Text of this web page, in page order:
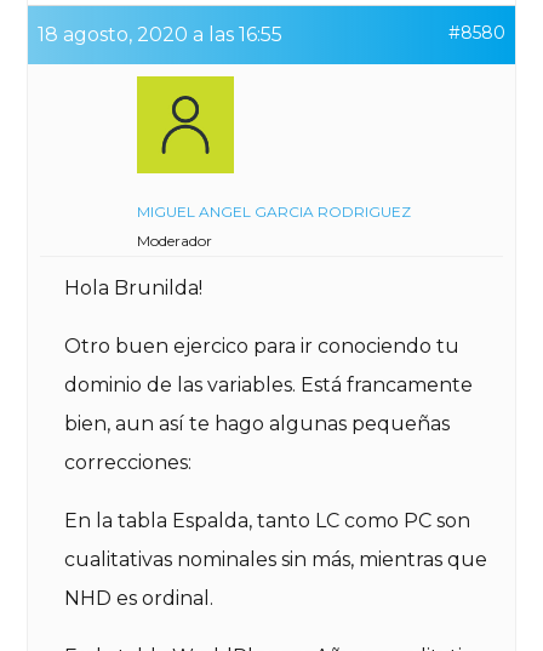
18 agosto, 2020 a las 16:55 #8580
MIGUEL ANGEL GARCIA RODRIGUEZ
Moderador
Hola Brunilda!
Otro buen ejercico para ir conociendo tu
dominio de las variables. Está francamente
bien, aun así te hago algunas pequeñas
correcciones:
En la tabla Espalda, tanto LC como PC son
cualitativas nominales sin más, mientras que
NHD es ordinal.